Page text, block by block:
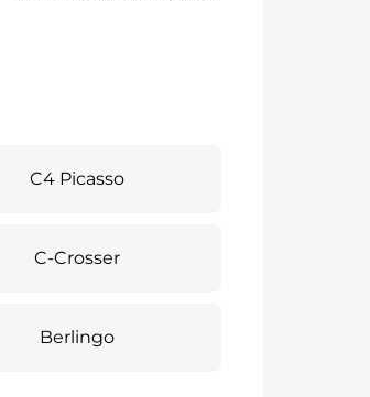
C4 Picasso
C-Crosser
Berlingo